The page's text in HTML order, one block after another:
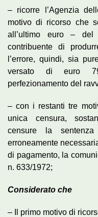
– ricorre l’Agenzia
motivo di ricorso che
all’ultimo euro – del
contribuente di
l’errore, quindi, sia
versato di euro
perfezionamento del
– con i restanti tre
unica censura,
censure la
erroneamente
di pagamento, la
n. 633/1972;
Considerato che
– Il primo motivo di